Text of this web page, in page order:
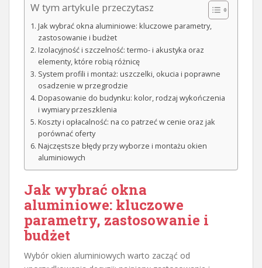
W tym artykule przeczytasz
Jak wybrać okna aluminiowe: kluczowe parametry,
zastosowanie i budżet
Izolacyjność i szczelność: termo- i akustyka oraz
elementy, które robią różnicę
System profili i montaż: uszczelki, okucia i poprawne
osadzenie w przegrodzie
Dopasowanie do budynku: kolor, rodzaj wykończenia
i wymiary przeszklenia
Koszty i opłacalność: na co patrzeć w cenie oraz jak
porównać oferty
Najczęstsze błędy przy wyborze i montażu okien
aluminiowych
Jak wybrać okna
aluminiowe: kluczowe
parametry, zastosowanie i
budżet
Wybór okien aluminiowych warto zacząć od